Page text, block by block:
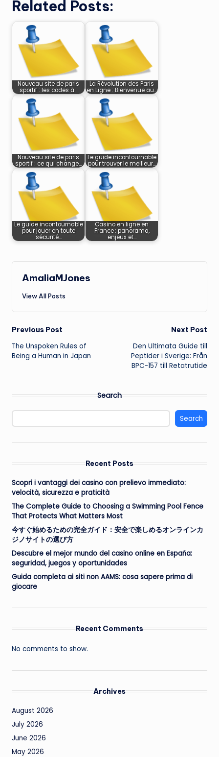
Related Posts:
Nouveau site de paris
sportif : les codes à…
La Révolution des Paris
en Ligne : Bienvenue au…
Nouveau site de paris
sportif : ce qui change…
Le guide incontournable
pour trouver le meilleur…
Le guide incontournable
pour jouer en toute
sécurité…
Casino en ligne en
France : panorama,
enjeux et…
AmaliaMJones
View All Posts
Post
navigation
Previous Post
The Unspoken Rules of
Being a Human in Japan
Next Post
Den Ultimata Guide till
Peptider i Sverige: Från
BPC-157 till Retatrutide
Search
Search
Recent Posts
Scopri i vantaggi dei casino con prelievo immediato:
velocità, sicurezza e praticità
The Complete Guide to Choosing a Swimming Pool Fence
That Protects What Matters Most
今すぐ始めるための完全ガイド：安全で楽しめるオンラインカ
ジノサイトの選び方
Descubre el mejor mundo del casino online en España:
seguridad, juegos y oportunidades
Guida completa ai siti non AAMS: cosa sapere prima di
giocare
Recent Comments
No comments to show.
Archives
August 2026
July 2026
June 2026
May 2026